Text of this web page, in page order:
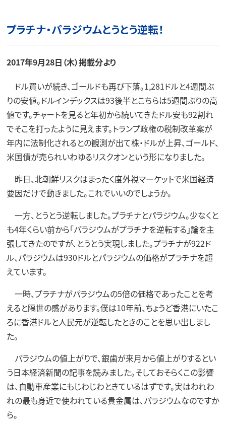
プラチナ・パラジウムとうとう逆転！
2017年9月28日（木）掲載分より
ドル買いが続き、ゴールドも再び下落。1,281ドルと4週間ぶ
りの安値。ドルインデックスは93後半とこちらは5週間ぶりの高
値です。チャートを見ると年初から続いてきたドル安も92割れ
でそこを打ったように見えます。トランプ政権の税制改革案が
年内に法制化されるとの観測が出て株・ドルが上昇、ゴールド、
米国債が売られいわゆるリスクオンという形になりました。
昨日、北朝鮮リスクはまったく度外視マーケットで米国経済
要因だけで動きました。これでいいのでしょうか。
一方、とうとう逆転しました。プラチナとパラジウム。少なくと
も4年くらい前から「パラジウムがプラチナを逆転する」論を主
張してきたのですが、とうとう実現しました。プラチナが922ド
ル、パラジウムは930ドルとパラジウムの価格がプラチナを超
えています。
一時、プラチナがパラジウムの5倍の価格であったことを考
えると隔世の感があります。僕は10年前、ちょうど香港にいたこ
ろに香港ドルと人民元が逆転したときのことを思い出しまし
た。
パラジウムの値上がりで、銀歯が来月から値上がりするとい
う日本経済新聞の記事を読みました。そしておそらくこの影響
は、自動車産業にもじわじわときているはずです。実はわれわ
れの最も身近で使われている貴金属は、パラジウムなのですか
ら。